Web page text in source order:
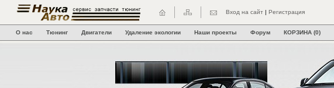
Вход на сайт | Регистрация
О нас Тюнинг Двигатели Удаление экологии Наши проекты Форум КОРЗИНА (0)